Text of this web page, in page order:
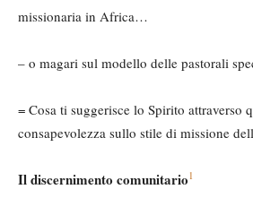
missionaria in Africa…
– o magari sul modello delle pastorali
= Cosa ti suggerisce lo Spirito attraverso
consapevolezza sullo stile di missione
Il discernimento comunitario1